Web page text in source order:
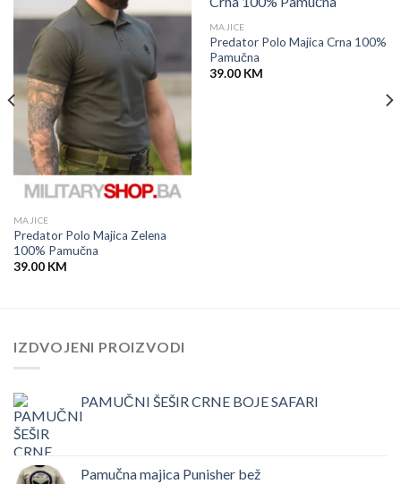
MAJICE
Predator Polo Majica Zelena
100% Pamučna
39.00 KM
MAJICE
Predator Polo Majica Crna 100%
Pamučna
39.00 KM
IZDVOJENI PROIZVODI
PAMUČNI ŠEŠIR CRNE BOJE SAFARI
Pamučna majica Punisher bež